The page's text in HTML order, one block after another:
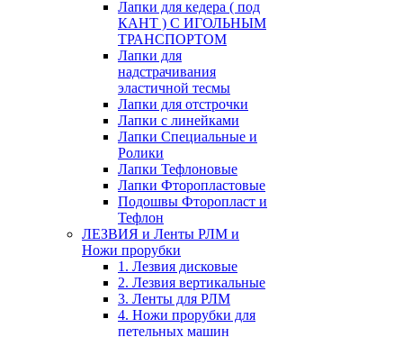
Лапки для кедера ( под
КАНТ ) С ИГОЛЬНЫМ
ТРАНСПОРТОМ
Лапки для
надстрачивания
эластичной тесмы
Лапки для отстрочки
Лапки с линейками
Лапки Специальные и
Ролики
Лапки Тефлоновые
Лапки Фторопластовые
Подошвы Фторопласт и
Тефлон
ЛЕЗВИЯ и Ленты РЛМ и
Ножи прорубки
1. Лезвия дисковые
2. Лезвия вертикальные
3. Ленты для РЛМ
4. Ножи прорубки для
петельных машин